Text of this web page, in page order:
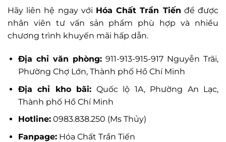
Hãy liên hệ ngay với Hóa Chất Trần Tiến để được
nhân viên tư vấn sản phẩm phù hợp và nhiều
chương trình khuyến mãi hấp dẫn.
Địa chỉ văn phòng:911-913-915-917 Nguyễn Trãi,
Phường Chợ Lớn, Thành phố Hồ Chí Minh
Địa chỉ kho bãi: Quốc lộ 1A, Phường An Lạc,
Thành phố Hồ Chí Minh
Hotline:0983.838.250 (Ms Thủy)
Fanpage:Hóa Chất Trần Tiến